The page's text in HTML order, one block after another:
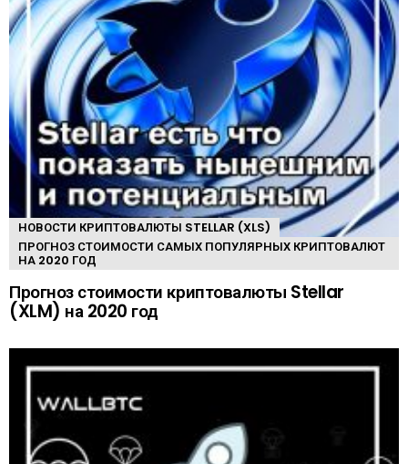
НОВОСТИ КРИПТОВАЛЮТЫ STELLAR (XLS)
ПРОГНОЗ СТОИМОСТИ САМЫХ ПОПУЛЯРНЫХ КРИПТОВАЛЮТ
НА 2020 ГОД
Прогноз стоимости криптовалюты Stellar
(XLM) на 2020 год